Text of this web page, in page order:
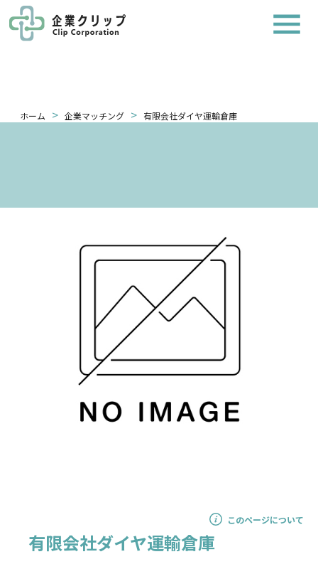
ホーム > 企業マッチング > 有限会社ダイヤ運輸倉庫
このページについて
有限会社ダイヤ運輸倉庫